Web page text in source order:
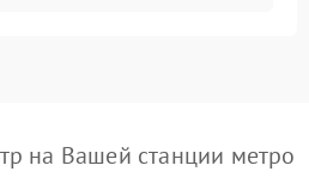
на Вашей станции метро